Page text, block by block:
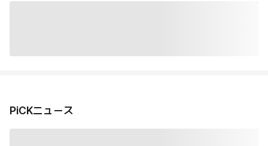
PiCKニュース